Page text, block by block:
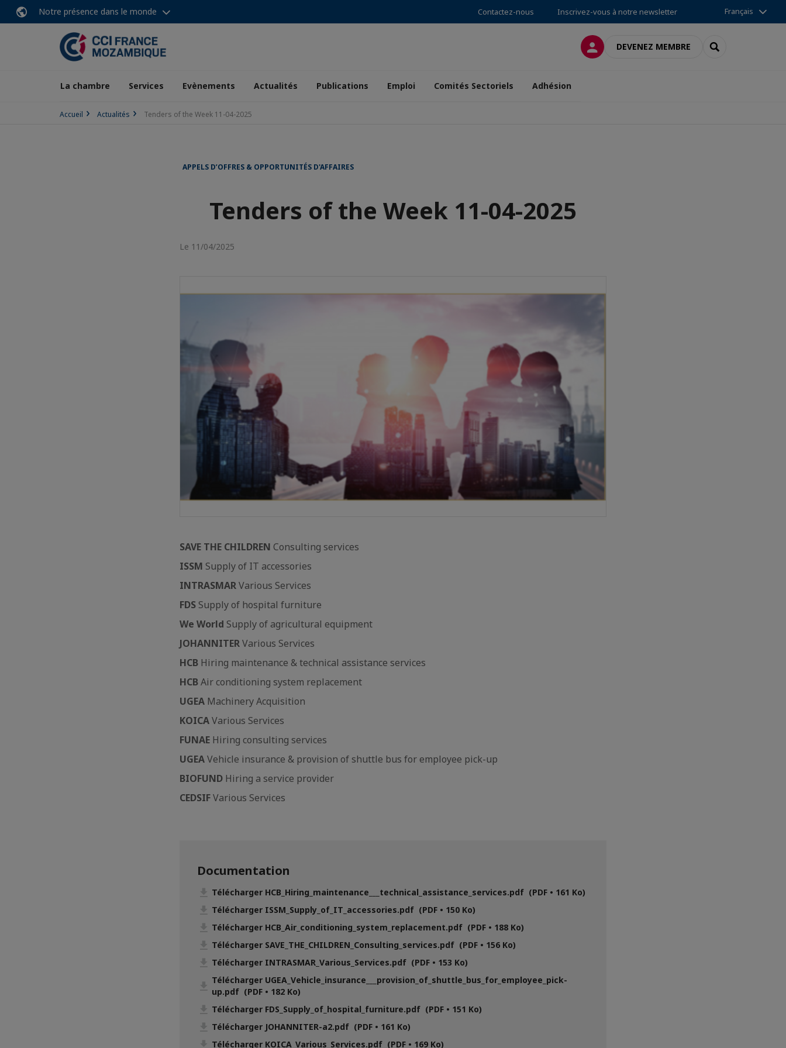
Notre présence dans le monde Contactez-nous Inscrivez-vous à notre newsletter Français
CONNEXIONDEVENEZ MEMBRE RECHERCHER
La chambre Services Evènements Actualités Publications Emploi Comités Sectoriels Adhésion
Accueil Actualités Tenders of the Week 11-04-2025
APPELS D’OFFRES & OPPORTUNITÉS D'AFFAIRES
Tenders of the Week 11-04-2025
Le 11/04/2025
SAVE THE CHILDREN Consulting services
ISSM Supply of IT accessories
INTRASMARVarious Services
FDS Supply of hospital furniture
We World Supply of agricultural equipment
JOHANNITERVarious Services
HCB Hiring maintenance & technical assistance services
HCBAir conditioning system replacement
UGEA Machinery Acquisition
KOICAVarious Services
FUNAE Hiring consulting services
UGEAVehicle insurance & provision of shuttle bus for employee pick-up
BIOFUND Hiring a service provider
CEDSIFVarious Services
Documentation
Télécharger HCB_Hiring_maintenance___technical_assistance_services.pdf (PDF • 161 Ko)
Télécharger ISSM_Supply_of_IT_accessories.pdf (PDF • 150 Ko)
Télécharger HCB_Air_conditioning_system_replacement.pdf (PDF • 188 Ko)
Télécharger SAVE_THE_CHILDREN_Consulting_services.pdf (PDF • 156 Ko)
Télécharger INTRASMAR_Various_Services.pdf (PDF • 153 Ko)
Télécharger UGEA_Vehicle_insurance___provision_of_shuttle_bus_for_employee_pick-
up.pdf (PDF • 182 Ko)
Télécharger FDS_Supply_of_hospital_furniture.pdf (PDF • 151 Ko)
Télécharger JOHANNITER-a2.pdf (PDF • 161 Ko)
Télécharger KOICA_Various_Services.pdf (PDF • 169 Ko)